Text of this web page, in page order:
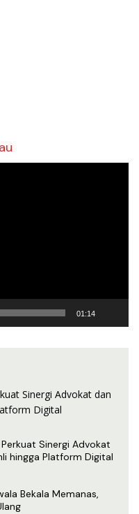
01:14
Perkuat Sinergi Advokat
hingga Platform Digital
Bekala Memanas,